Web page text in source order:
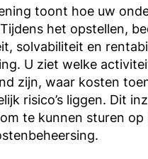
toont hoe uw
het opstellen,
solvabiliteit en
U ziet welke
zijn, waar kosten
risico’s liggen. Dit
te kunnen sturen